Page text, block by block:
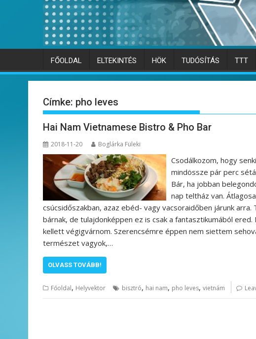
FŐOLDAL ELTEKINTÉS HÖK TUDÓSÍTÁS TTT
Címke: pho leves
Hai Nam Vietnamese Bistro & Pho Bar
2018-11-20 Boglárka Füleki
Csodálkozom, hogy
mindössze pár perc
Bár, ha jobban
nap teltház van.
csúcsidőszakban, azaz ebéd- vagy vacsoraidőben járunk
bárnak, de tulajdonképpen ez is csak a fantasztikumából
kellett végigvárnom. Szerencsémre éppen nem siettem
természet vagyok,…
OLVASS TOVÁBB!
Főoldal, Helyvektor bisztró, hai nam, pho leves, vietnám